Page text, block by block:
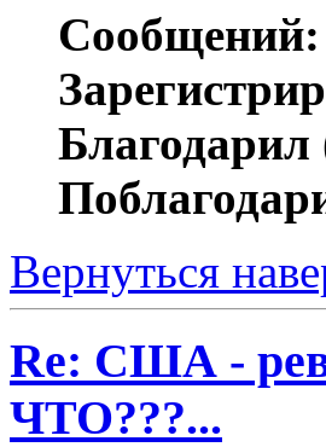
Сообщений:
Благодарил
Вернуться
Re: США -
ЧТО???...